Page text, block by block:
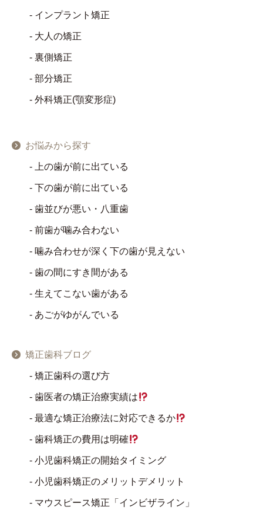
インプラント矯正
大人の矯正
裏側矯正
部分矯正
外科矯正(顎変形症)
お悩みから探す
上の歯が前に出ている
下の歯が前に出ている
歯並びが悪い・八重歯
前歯が噛み合わない
噛み合わせが深く下の歯が見えない
歯の間にすき間がある
生えてこない歯がある
あごがゆがんでいる
矯正歯科ブログ
矯正歯科の選び方
歯医者の矯正治療実績は
最適な矯正治療法に対応できるか
歯科矯正の費用は明確
小児歯科矯正の開始タイミング
小児歯科矯正のメリットデメリット
マウスピース矯正「インビザライン」